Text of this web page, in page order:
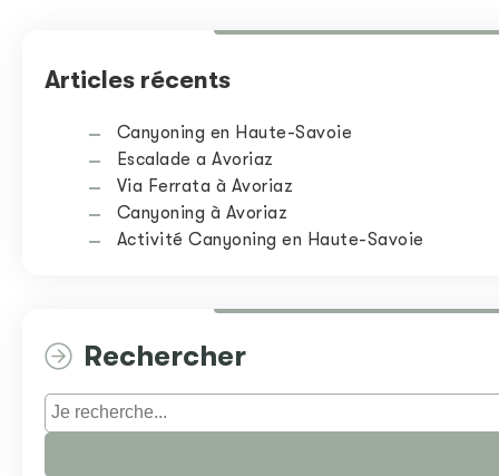
Articles récents
Canyoning en Haute-Savoie
Escalade a Avoriaz
Via Ferrata à Avoriaz
Canyoning à Avoriaz
Activité Canyoning en Haute-Savoie
Rechercher